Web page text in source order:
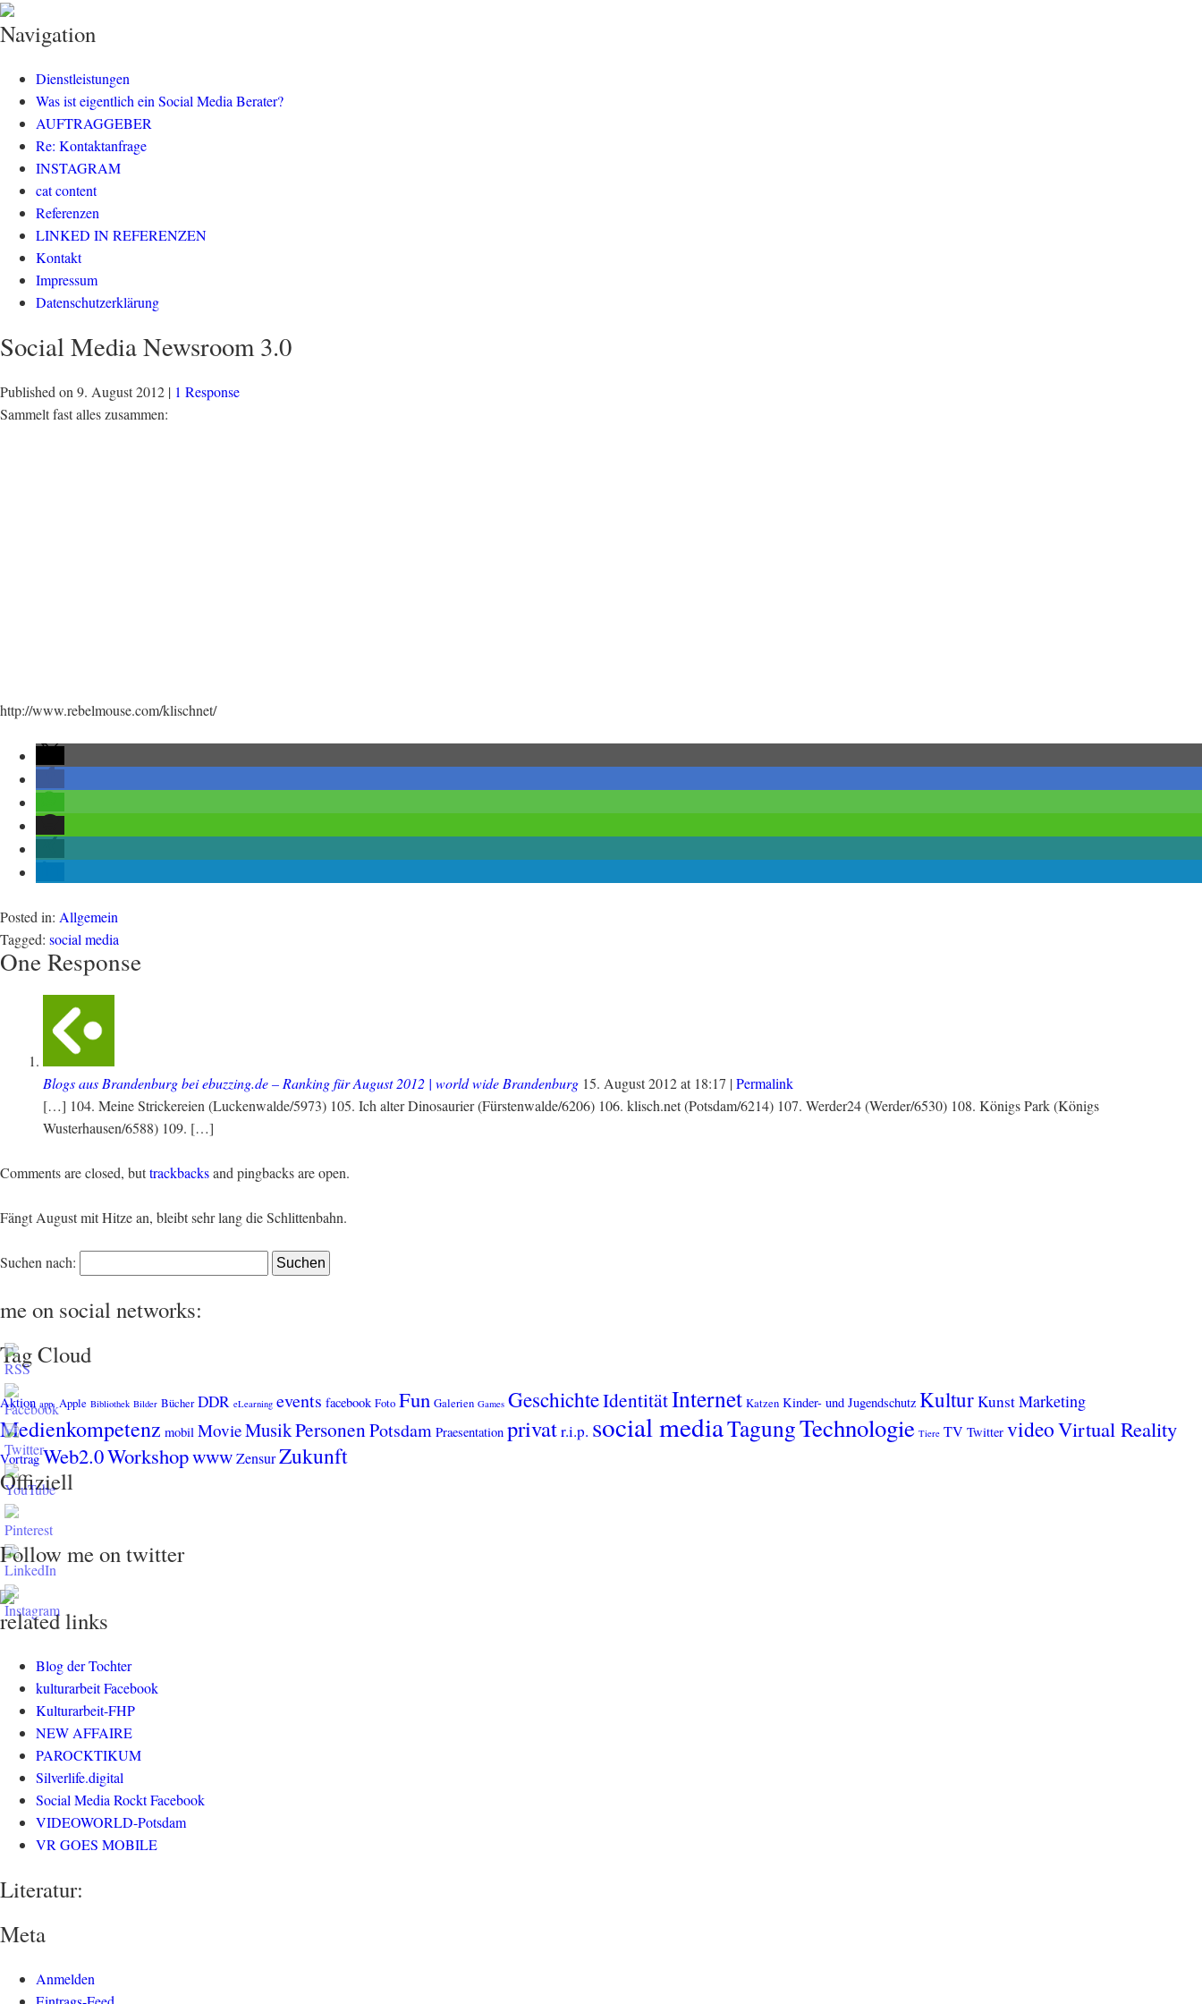
klisch.net
social media rockt
Navigation
Dienstleistungen
Was ist eigentlich ein Social Media Berater?
AUFTRAGGEBER
Re: Kontaktanfrage
INSTAGRAM
cat content
Referenzen
LINKED IN REFERENZEN
Kontakt
Impressum
Datenschutzerklärung
Social Media Newsroom 3.0
Published on 9. August 2012 | 1 Response
Sammelt fast alles zusammen:
http://www.rebelmouse.com/klischnet/
Posted in: Allgemein
Tagged: social media
One Response
Blogs aus Brandenburg bei ebuzzing.de – Ranking für August 2012 | world wide Brandenburg 15. August 2012at 18:17 |Permalink
[…] 104. Meine Strickereien (Luckenwalde/5973) 105. Ich alter Dinosaurier (Fürstenwalde/6206) 106. klisch.net (Potsdam/6214) 107. Werder24 (Werder/6530) 108. Königs Park (Königs
Wusterhausen/6588) 109. […]
Comments are closed, buttrackbacksand pingbacks are open.
Fängt August mit Hitze an, bleibt sehr lang die Schlittenbahn.
Suchen nach:
me on social networks:
Tag Cloud
Aktion app. Apple Bibliothek Bilder Bücher DDR eLearning events facebook Foto Fun Galerien Games GeschichteIdentitätInternet Katzen Kinder- und Jugendschutz KulturKunstMarketing
Medienkompetenz mobil MovieMusikPersonenPotsdam Praesentation privatr.i.p. social mediaTagungTechnologie Tiere TV Twitter videoVirtual Reality
Vortrag Web2.0WorkshopwwwZensurZukunft
Offiziell
Follow me on twitter
related links
Blog der Tochter
kulturarbeit Facebook
Kulturarbeit-FHP
NEW AFFAIRE
PAROCKTIKUM
Silverlife.digital
Social Media Rockt Facebook
VIDEOWORLD-Potsdam
VR GOES MOBILE
Literatur:
Meta
Anmelden